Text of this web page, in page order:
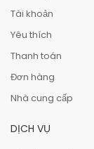
Tài khoản
Yêu thích
Thanh toán
Đơn hàng
Nhà cung cấp
DỊCH VỤ